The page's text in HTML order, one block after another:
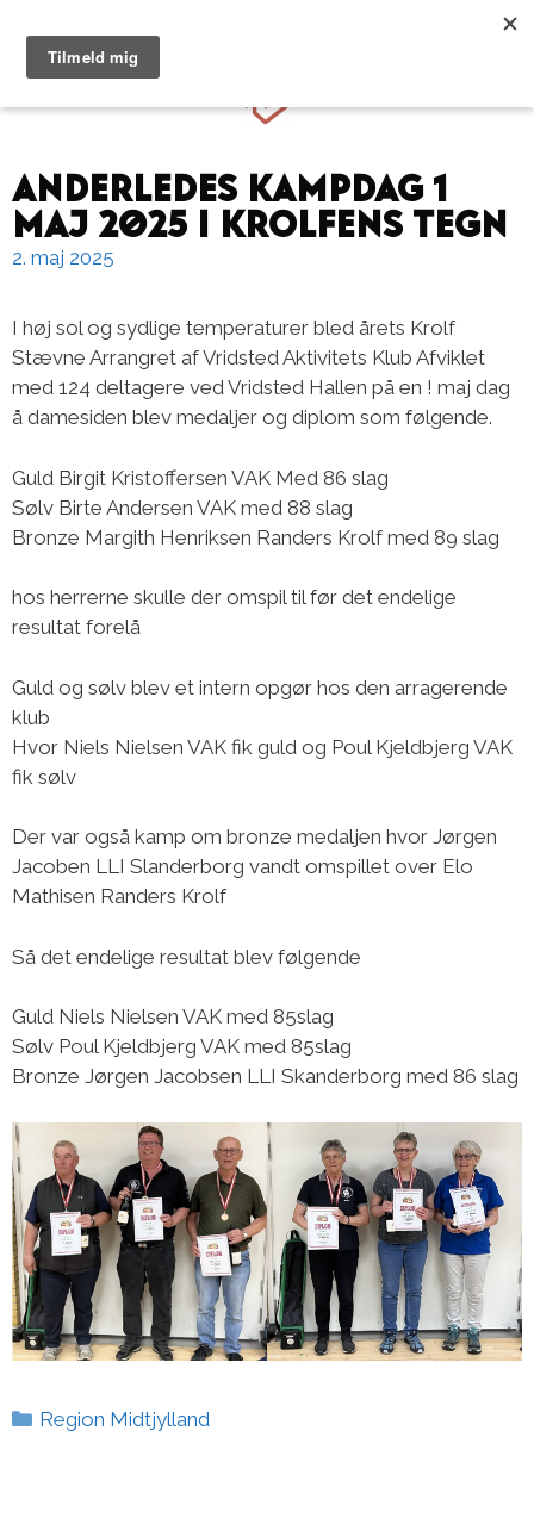
indhold
Anderledes kampdag 1
maj 2025 i Krolfens Tegn
2. maj 2025
I høj sol og sydlige temperaturer bled årets Krolf
Stævne Arrangret af Vridsted Aktivitets Klub Afviklet
med 124 deltagere ved Vridsted Hallen på en ! maj dag
å damesiden blev medaljer og diplom som følgende.
Guld Birgit Kristoffersen VAK Med 86 slag
Sølv Birte Andersen VAK med 88 slag
Bronze Margith Henriksen Randers Krolf med 89 slag
hos herrerne skulle der omspil til før det endelige
resultat forelå
Guld og sølv blev et intern opgør hos den arragerende
klub
Hvor Niels Nielsen VAK fik guld og Poul Kjeldbjerg VAK
fik sølv
Der var også kamp om bronze medaljen hvor Jørgen
Jacoben LLI Slanderborg vandt omspillet over Elo
Mathisen Randers Krolf
Så det endelige resultat blev følgende
Guld Niels Nielsen VAK med 85slag
Sølv Poul Kjeldbjerg VAK med 85slag
Bronze Jørgen Jacobsen LLI Skanderborg med 86 slag
Kategorier
Region Midtjylland